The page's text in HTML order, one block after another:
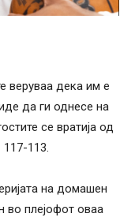
веруваа дека им е
да ги однесе на
се вратија од
113.
на домашен
во плејофот оваа